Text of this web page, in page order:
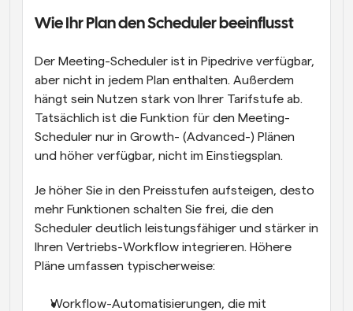
Wie Ihr Plan den Scheduler beeinflusst
Der Meeting-Scheduler ist in Pipedrive verfügbar,
aber nicht in jedem Plan enthalten. Außerdem
hängt sein Nutzen stark von Ihrer Tarifstufe ab.
Tatsächlich ist die Funktion für den Meeting-
Scheduler nur in Growth- (Advanced-) Plänen
und höher verfügbar, nicht im Einstiegsplan.
Je höher Sie in den Preisstufen aufsteigen, desto
mehr Funktionen schalten Sie frei, die den
Scheduler deutlich leistungsfähiger und stärker in
Ihren Vertriebs-Workflow integrieren. Höhere
Pläne umfassen typischerweise:
Workflow-Automatisierungen, die mit